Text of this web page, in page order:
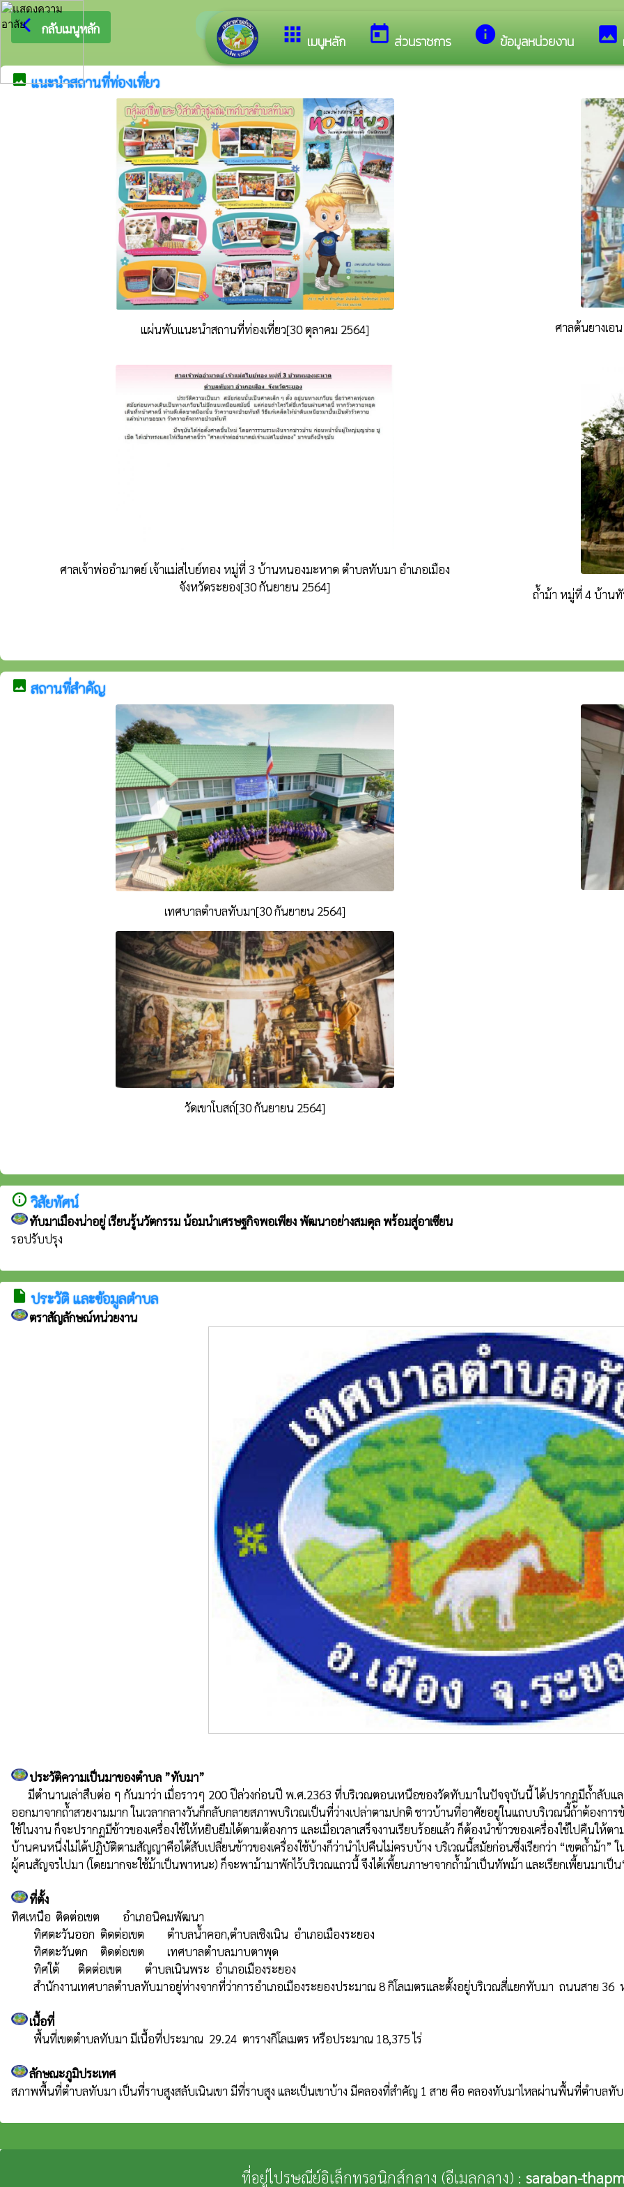
apps เมนูหลัก today ส่วนราชการ info ข้อมูลหน่วยงาน image
arrow_back_ios กลับเมนูหลัก ยินดีต้อนรับสู่เว็บไซต์ของ เทศบาลตำบลทับมา
imageแนะนำสถานที่ท่องเที่ยว
แผ่นพับแนะนำสถานที่ท่องเที่ยว[30 ตุลาคม 2564]
ศาลต้นยางเอ
ศาลเจ้าพ่ออำมาตย์ เจ้าแม่สไบย์ทอง หมู่ที่ 3 บ้านหนองมะหาด ตำบลทับมา อำเภอเมือง
จังหวัดระยอง[30 กันยายน 2564]
ถ้ำม้า หมู่ที่ 4 บ้านทั
image สถานที่สำคัญ
เทศบาลตำบลทับมา[30 กันยายน 2564]
วัดเขาโบสถ์[30 กันยายน 2564]
info_outline วิสัยทัศน์
ทับมาเมืองน่าอยู่ เรียนรู้นวัตกรรม น้อมนำเศรษฐกิจพอเพียง พัฒนาอย่างสมดุล พร้อมสู่อาเซียน
รอปรับปรุง
insert_drive_file ประวัติ และข้อมูลตำบล
ตราสัญลักษณ์หน่วยงาน
ประวัติความเป็นมาของตำบล ”ทับมา”
ออกมาจากถ้ำสวยงามมาก ในเวลากลางวันก็กลับกลายสภาพบริเวณเป็นที่ว่างเปล่าตามปกติ ชาวบ้านที่อาศัยอยู่ในแถบบริเวณนี้ถ้าต้องกา
ใช้ในงาน ก็จะปรากฏมีข้าวของเครื่องใช้ให้หยิบยืมได้ตามต้องการ และเมื่อเวลาเสร็จงานเรียบร้อยแล้ว ก็ต้องนำข้าวของเครื่องใช้ไปคืนใ
บ้านคนหนึ่งไม่ได้ปฏิบัติตามสัญญาคือได้สับเปลี่ยนข้าวของเครื่องใช้บ้างก็ว่านำไปคืนไม่ครบบ้าง บริเวณนี้สมัยก่อนซึ่งเรียกว่า “เขตถ้ำม้า”
ผู้คนสัญจรไปมา (โดยมากจะใช้ม้าเป็นพาหนะ) ก็จะพาม้ามาพักไว้บริเวณแถวนี้ จึงได้เพี้ยนภาษาจากถ้ำม้าเป็นทัพม้า และเรียกเพี้ยนมาเ
ที่ตั้ง
ทิศเหนือ	ติดต่อเขต	อำเภอนิคมพัฒนา
สำนักงานเทศบาลตำบลทับมาอยู่ห่างจากที่ว่าการอำเภอเมืองระยองประมาณ 8 กิโลเมตรและตั้งอยู่บริเวณสี่แยกทับมา  ถนนสาย 36
เนื้อที่
ลักษณะภูมิประเทศ
ที่อยู่ไปรษณีย์อิเล็กทรอนิกส์กลาง (อีเมลกลาง) : saraban-